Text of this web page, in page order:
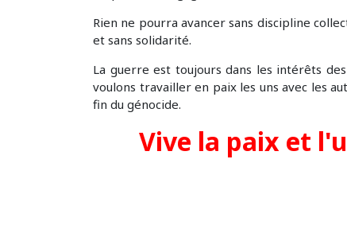
Rien ne pourra avancer sans discipline
et sans solidarité.
La guerre est toujours dans les intérêts
voulons travailler en paix les uns avec les
fin du génocide.
Vive la paix et